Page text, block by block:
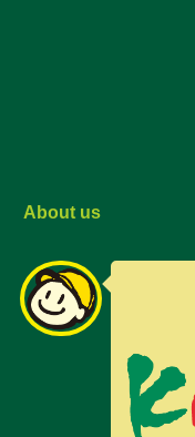
About us